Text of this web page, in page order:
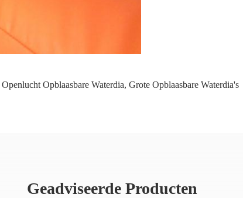
Openlucht Opblaasbare Waterdia, Grote Opblaasbare Waterdia's
Geadviseerde Producten